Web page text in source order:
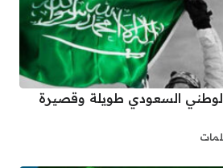
الوطني السعودي طويلة وقصيرة